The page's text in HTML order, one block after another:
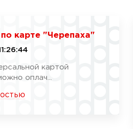
по карте "Черепаха"
картой
оплач...